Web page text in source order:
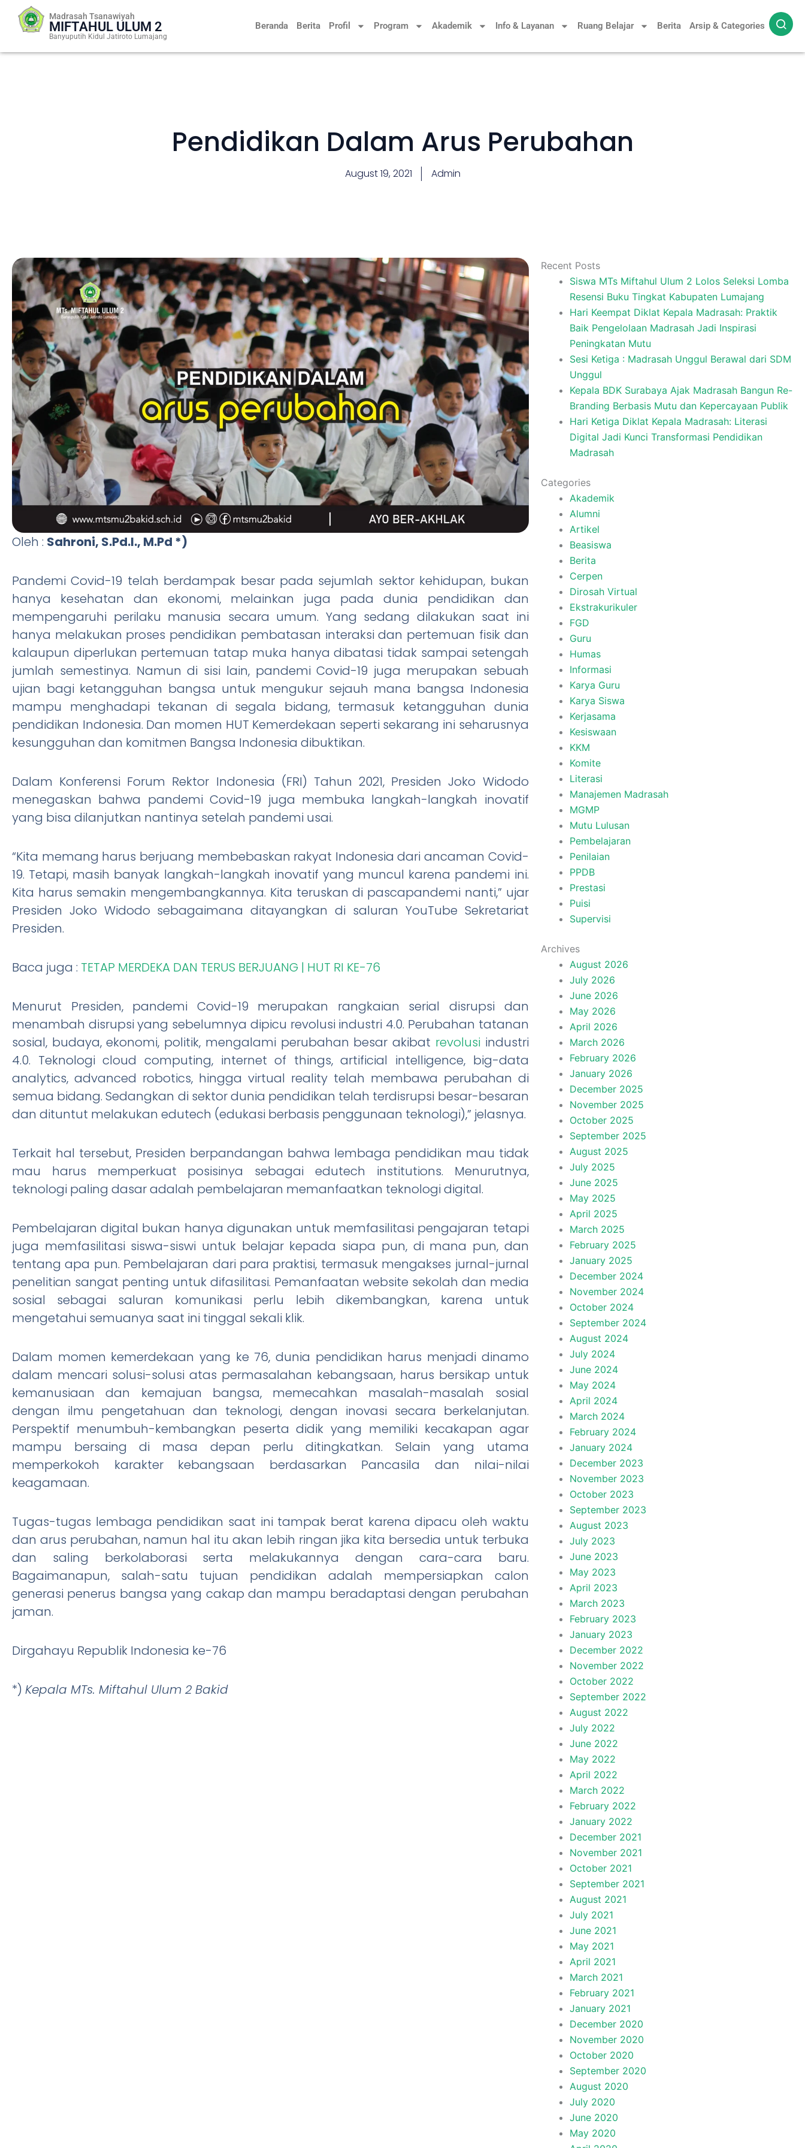
Beranda Berita Profil Program Akademik Info & Layanan Ruang Belajar Berita Arsip & Categories
Madrasah Tsanawiyah
MIFTAHUL ULUM 2
Banyuputih Kidul Jatiroto Lumajang
Pendidikan Dalam Arus Perubahan
August 19, 2021 Admin
Oleh : Sahroni, S.Pd.I., M.Pd *)
Pandemi Covid-19 telah berdampak besar pada sejumlah sektor kehidupan, bukan
hanya kesehatan dan ekonomi, melainkan juga pada dunia pendidikan dan
mempengaruhi perilaku manusia secara umum. Yang sedang dilakukan saat ini
hanya melakukan proses pendidikan pembatasan interaksi dan pertemuan fisik dan
kalaupun diperlukan pertemuan tatap muka hanya dibatasi tidak sampai setengah
jumlah semestinya. Namun di sisi lain, pandemi Covid-19 juga merupakan sebuah
ujian bagi ketangguhan bangsa untuk mengukur sejauh mana bangsa Indonesia
mampu menghadapi tekanan di segala bidang, termasuk ketangguhan dunia
pendidikan Indonesia. Dan momen HUT Kemerdekaan seperti sekarang ini seharusnya
kesungguhan dan komitmen Bangsa Indonesia dibuktikan.
Dalam Konferensi Forum Rektor Indonesia (FRI) Tahun 2021, Presiden Joko Widodo
menegaskan bahwa pandemi Covid-19 juga membuka langkah-langkah inovatif
yang bisa dilanjutkan nantinya setelah pandemi usai.
“Kita memang harus berjuang membebaskan rakyat Indonesia dari ancaman Covid-
19. Tetapi, masih banyak langkah-langkah inovatif yang muncul karena pandemi ini.
Kita harus semakin mengembangkannya. Kita teruskan di pascapandemi nanti,” ujar
Presiden Joko Widodo sebagaimana ditayangkan di saluran YouTube Sekretariat
Presiden.
Baca juga : TETAP MERDEKA DAN TERUS BERJUANG | HUT RI KE-76
Menurut Presiden, pandemi Covid-19 merupakan rangkaian serial disrupsi dan
menambah disrupsi yang sebelumnya dipicu revolusi industri 4.0. Perubahan tatanan
sosial, budaya, ekonomi, politik, mengalami perubahan besar akibat revolusiindustri
4.0. Teknologi cloud computing, internet of things, artificial intelligence, big-data
analytics, advanced robotics, hingga virtual reality telah membawa perubahan di
semua bidang. Sedangkan di sektor dunia pendidikan telah terdisrupsi besar-besaran
dan dituntut melakukan edutech (edukasi berbasis penggunaan teknologi),” jelasnya.
Terkait hal tersebut, Presiden berpandangan bahwa lembaga pendidikan mau tidak
mau harus memperkuat posisinya sebagai edutech institutions. Menurutnya,
teknologi paling dasar adalah pembelajaran memanfaatkan teknologi digital.
Pembelajaran digital bukan hanya digunakan untuk memfasilitasi pengajaran tetapi
juga memfasilitasi siswa-siswi untuk belajar kepada siapa pun, di mana pun, dan
tentang apa pun. Pembelajaran dari para praktisi, termasuk mengakses jurnal-jurnal
penelitian sangat penting untuk difasilitasi. Pemanfaatan website sekolah dan media
sosial sebagai saluran komunikasi perlu lebih dikembangkan, karena untuk
mengetahui semuanya saat ini tinggal sekali klik.
Dalam momen kemerdekaan yang ke 76, dunia pendidikan harus menjadi dinamo
dalam mencari solusi-solusi atas permasalahan kebangsaan, harus bersikap untuk
kemanusiaan dan kemajuan bangsa, memecahkan masalah-masalah sosial
dengan ilmu pengetahuan dan teknologi, dengan inovasi secara berkelanjutan.
Perspektif menumbuh-kembangkan peserta didik yang memiliki kecakapan agar
mampu bersaing di masa depan perlu ditingkatkan. Selain yang utama
memperkokoh karakter kebangsaan berdasarkan Pancasila dan nilai-nilai
keagamaan.
Tugas-tugas lembaga pendidikan saat ini tampak berat karena dipacu oleh waktu
dan arus perubahan, namun hal itu akan lebih ringan jika kita bersedia untuk terbuka
dan saling berkolaborasi serta melakukannya dengan cara-cara baru.
Bagaimanapun, salah-satu tujuan pendidikan adalah mempersiapkan calon
generasi penerus bangsa yang cakap dan mampu beradaptasi dengan perubahan
jaman.
Dirgahayu Republik Indonesia ke-76
*) Kepala MTs. Miftahul Ulum 2 Bakid
Recent Posts
Siswa MTs Miftahul Ulum 2 Lolos Seleksi Lomba
Resensi Buku Tingkat Kabupaten Lumajang
Hari Keempat Diklat Kepala Madrasah: Praktik
Baik Pengelolaan Madrasah Jadi Inspirasi
Peningkatan Mutu
Sesi Ketiga : Madrasah Unggul Berawal dari SDM
Unggul
Kepala BDK Surabaya Ajak Madrasah Bangun Re-
Branding Berbasis Mutu dan Kepercayaan Publik
Hari Ketiga Diklat Kepala Madrasah: Literasi
Digital Jadi Kunci Transformasi Pendidikan
Madrasah
Categories
Akademik
Alumni
Artikel
Beasiswa
Berita
Cerpen
Dirosah Virtual
Ekstrakurikuler
FGD
Guru
Humas
Informasi
Karya Guru
Karya Siswa
Kerjasama
Kesiswaan
KKM
Komite
Literasi
Manajemen Madrasah
MGMP
Mutu Lulusan
Pembelajaran
Penilaian
PPDB
Prestasi
Puisi
Supervisi
Archives
August 2026
July 2026
June 2026
May 2026
April 2026
March 2026
February 2026
January 2026
December 2025
November 2025
October 2025
September 2025
August 2025
July 2025
June 2025
May 2025
April 2025
March 2025
February 2025
January 2025
December 2024
November 2024
October 2024
September 2024
August 2024
July 2024
June 2024
May 2024
April 2024
March 2024
February 2024
January 2024
December 2023
November 2023
October 2023
September 2023
August 2023
July 2023
June 2023
May 2023
April 2023
March 2023
February 2023
January 2023
December 2022
November 2022
October 2022
September 2022
August 2022
July 2022
June 2022
May 2022
April 2022
March 2022
February 2022
January 2022
December 2021
November 2021
October 2021
September 2021
August 2021
July 2021
June 2021
May 2021
April 2021
March 2021
February 2021
January 2021
December 2020
November 2020
October 2020
September 2020
August 2020
July 2020
June 2020
May 2020